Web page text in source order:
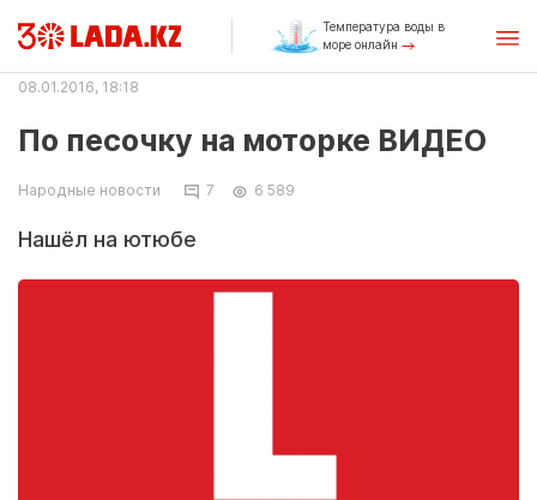
Температура воды в
море онлайн
08.01.2016, 18:18
По песочку на моторке ВИДЕО
Народные новости 7 6 589
Нашёл на ютюбе